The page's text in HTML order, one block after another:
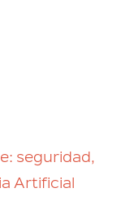
seguridad,
Artificial